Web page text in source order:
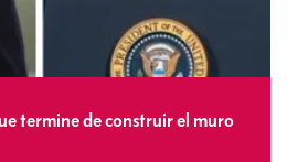
termine de construir el muro